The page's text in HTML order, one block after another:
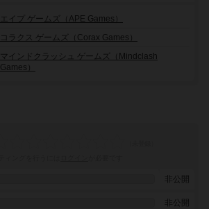
エイプ ゲームズ（APE Games）
コラクス ゲームズ（Corax Games）
マインドクラッシュ ゲームズ（Mindclash
Games）
非公開
非公開